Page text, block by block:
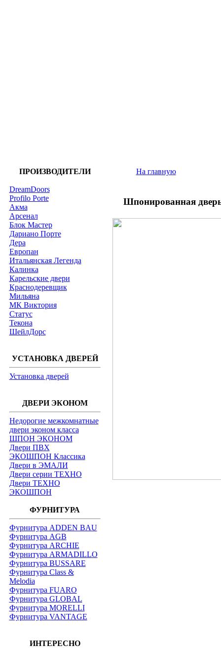
ПРОИЗВОДИТЕЛИ
DreamDoors
Profilo Porte
Акма
Арсенал
Блок Мастер
Дариано Порте
Дера
Европан
Итальянская Легенда
Калинка
Карельские двери
Краснодеревщик
Мильяна
МК Виктория
Статус
Текона
ШейлДорс
УСТАНОВКА ДВЕРЕЙ
Установка дверей
ДВЕРИ ЭКОНОМ
Недорогие межкомнатные
двери эконом класса
ШПОН ЭКОНОМ
Двери ПВХ
ЭКОШПОН Классика
Двери в ЭМАЛИ
Двери серии ТЕХНО
Двери ТЕХНО
ЭКОШПОН
ФУРНИТУРА
Фурнитура ADDEN BAU
Фурнитура AGB
Фурнитура ARCHIE
Фурнитура ARMADILLO
Фурнитура BUSSARE
Фурнитура Class &
Melodia
Фурнитура FUARO
Фурнитура GLOBAL
Фурнитура MORELLI
Фурнитура VANTAGE
ИНТЕРЕСНО
На главную
Шпонированная